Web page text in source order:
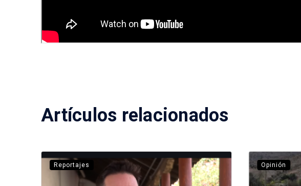
Artículos relacionados
Reportajes Opinión